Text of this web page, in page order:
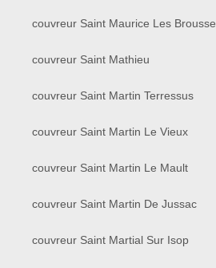
couvreur Saint Maurice Les Brousse
couvreur Saint Mathieu
couvreur Saint Martin Terressus
couvreur Saint Martin Le Vieux
couvreur Saint Martin Le Mault
couvreur Saint Martin De Jussac
couvreur Saint Martial Sur Isop